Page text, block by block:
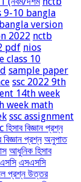
9-10 bangla
version
2022 nctb
pdf nios
class 10
sample paper
ssc 2022 9th
14th week
week math
ssc assignment
হিসাব বিজ্ঞান প্রশ্ন
বিজ্ঞান প্রশ্ন অনুপাত
আধুনিক হিসাব
এসএসসি
প্রশ্ন উত্তর